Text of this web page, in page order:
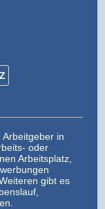
Z
in
oder
Arbeitsplatz,
gibt es